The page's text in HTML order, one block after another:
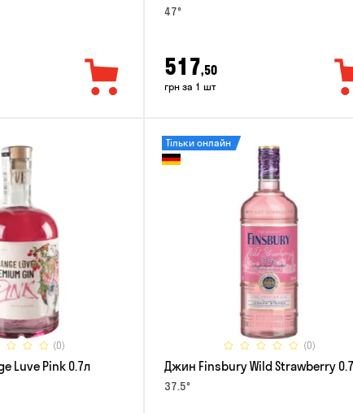
47°
517,50
грн за 1 шт
(0)
Luve Pink 0.7л
(0)
Тільки онлайн
Джин Finsbury Wild Strawberry
37.5°